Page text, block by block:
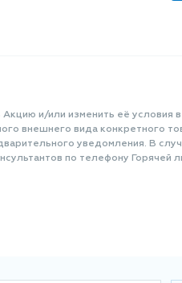
Акцию и/или изменить её условия
внешнего вида конкретного
уведомления. В
по телефону